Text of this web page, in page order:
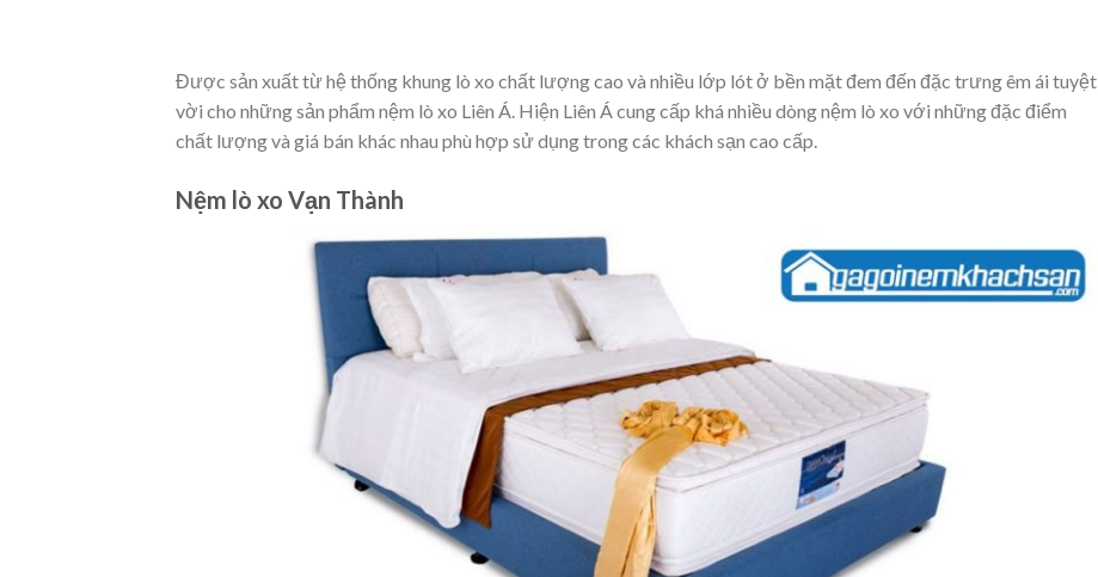
Được sản xuất từ hệ thống khung lò xo chất lượng cao và nhiều lớp lót ở bền mặt đem đến đặc trưng êm ái tuyệt
vời cho những sản phẩm nệm lò xo Liên Á. Hiện Liên Á cung cấp khá nhiều dòng nệm lò xo với những đặc điểm
chất lượng và giá bán khác nhau phù hợp sử dụng trong các khách sạn cao cấp.
Nệm lò xo Vạn Thành